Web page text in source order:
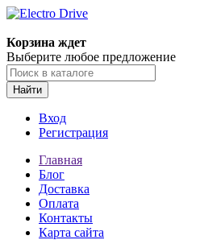
Корзина ждет
Выберите любое предложение
Найти
Вход
Регистрация
Главная
Блог
Доставка
Оплата
Контакты
Карта сайта